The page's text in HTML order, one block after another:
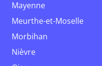
Mayenne
Meurthe-et-Moselle
Morbihan
Nièvre